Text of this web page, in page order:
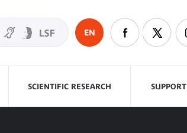
EN
SCIENTIFIC RESEARCH SUPPORT